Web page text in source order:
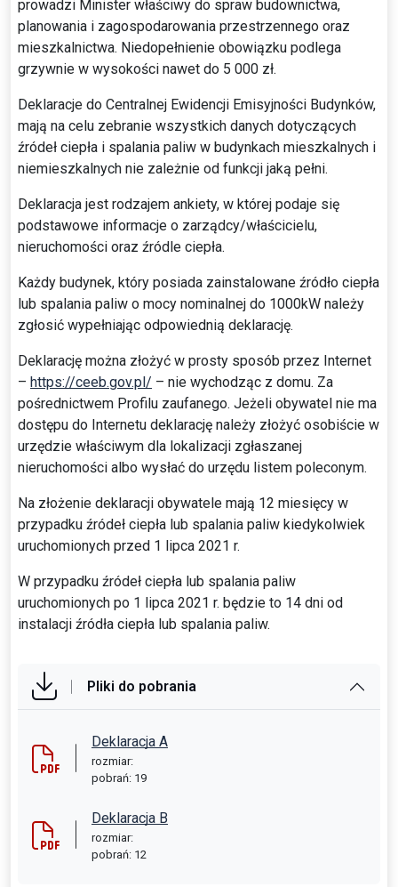
prowadzi Minister właściwy do spraw budownictwa,
planowania i zagospodarowania przestrzennego oraz
mieszkalnictwa. Niedopełnienie obowiązku podlega
grzywnie w wysokości nawet do 5 000 zł.
Deklaracje do Centralnej Ewidencji Emisyjności Budynków,
mają na celu zebranie wszystkich danych dotyczących
źródeł ciepła i spalania paliw w budynkach mieszkalnych i
niemieszkalnych nie zależnie od funkcji jaką pełni.
Deklaracja jest rodzajem ankiety, w której podaje się
podstawowe informacje o zarządcy/właścicielu,
nieruchomości oraz źródle ciepła.
Każdy budynek, który posiada zainstalowane źródło ciepła
lub spalania paliw o mocy nominalnej do 1000kW należy
zgłosić wypełniając odpowiednią deklarację.
Deklarację można złożyć w prosty sposób przez Internet
– https://ceeb.gov.pl/ – nie wychodząc z domu. Za
pośrednictwem Profilu zaufanego. Jeżeli obywatel nie ma
dostępu do Internetu deklarację należy złożyć osobiście w
urzędzie właściwym dla lokalizacji zgłaszanej
nieruchomości albo wysłać do urzędu listem poleconym.
Na złożenie deklaracji obywatele mają 12 miesięcy w
przypadku źródeł ciepła lub spalania paliw kiedykolwiek
uruchomionych przed 1 lipca 2021 r.
W przypadku źródeł ciepła lub spalania paliw
uruchomionych po 1 lipca 2021 r. będzie to 14 dni od
instalacji źródła ciepła lub spalania paliw.
Pliki do pobrania
Deklaracja A
rozmiar:
pobrań: 19
Deklaracja B
rozmiar:
pobrań: 12